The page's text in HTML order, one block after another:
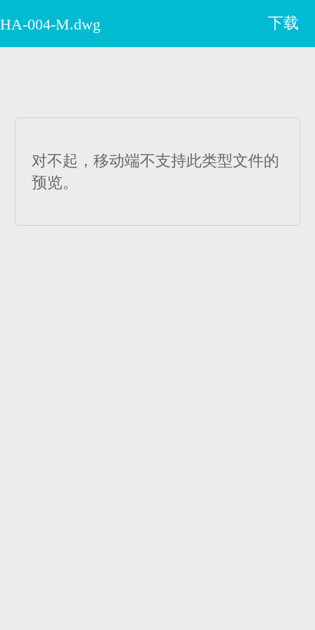
HA-004-M.dwg 下载
对不起，移动端不支持此类型文件的
预览。